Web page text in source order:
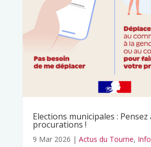
Elections municipales : Pensez
procurations !
9 Mar 2026 | Actus du Tourne,